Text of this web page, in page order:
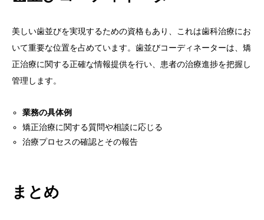
美しい歯並びを実現するための資格もあり、これは歯科治療にお
いて重要な位置を占めています。歯並びコーディネーターは、矯
正治療に関する正確な情報提供を行い、患者の治療進捗を把握し
管理します。
業務の具体例
矯正治療に関する質問や相談に応じる
治療プロセスの確認とその報告
まとめ